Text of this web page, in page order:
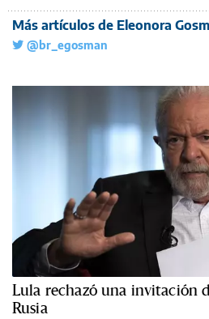
Más artículos de Eleonora
@br_egosman
Lula rechazó una invitación
Rusia